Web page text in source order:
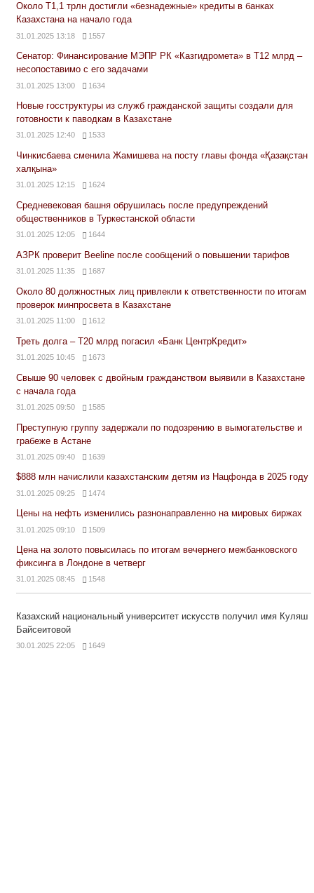
Около Т1,1 трлн достигли «безнадежные» кредиты в банках
Казахстана на начало года
31.01.2025 13:18 1557
Сенатор: Финансирование МЭПР РК «Казгидромета» в Т12 млрд –
несопоставимо с его задачами
31.01.2025 13:00 1634
Новые госструктуры из служб гражданской защиты создали для
готовности к паводкам в Казахстане
31.01.2025 12:40 1533
Чинкисбаева сменила Жамишева на посту главы фонда «Қазақстан
халқына»
31.01.2025 12:15 1624
Средневековая башня обрушилась после предупреждений
общественников в Туркестанской области
31.01.2025 12:05 1644
АЗРК проверит Beeline после сообщений о повышении тарифов
31.01.2025 11:35 1687
Около 80 должностных лиц привлекли к ответственности по итогам
проверок минпросвета в Казахстане
31.01.2025 11:00 1612
Треть долга – Т20 млрд погасил «Банк ЦентрКредит»
31.01.2025 10:45 1673
Свыше 90 человек с двойным гражданством выявили в Казахстане
с начала года
31.01.2025 09:50 1585
Преступную группу задержали по подозрению в вымогательстве и
грабеже в Астане
31.01.2025 09:40 1639
$888 млн начислили казахстанским детям из Нацфонда в 2025 году
31.01.2025 09:25 1474
Цены на нефть изменились разнонаправленно на мировых биржах
31.01.2025 09:10 1509
Цена на золото повысилась по итогам вечернего межбанковского
фиксинга в Лондоне в четверг
31.01.2025 08:45 1548
Казахский национальный университет искусств получил имя Куляш
Байсеитовой
30.01.2025 22:05 1649